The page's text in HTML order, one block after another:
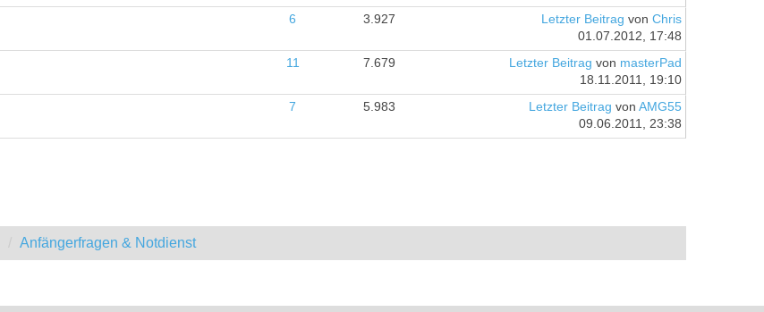
6 3.927 Letzter Beitrag von Chris
01.07.2012, 17:48
11 7.679 Letzter Beitrag von masterPad
18.11.2011, 19:10
7 5.983 Letzter Beitrag von AMG55
09.06.2011, 23:38
Anfängerfragen & Notdienst